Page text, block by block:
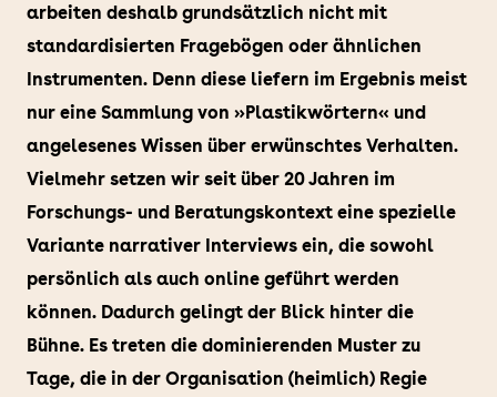
arbeiten deshalb grundsätzlich nicht mit
standardisierten Fragebögen oder ähnlichen
Instrumenten. Denn diese liefern im Ergebnis meist
nur eine Sammlung von »Plastikwörtern« und
angelesenes Wissen über erwünschtes Verhalten.
Vielmehr setzen wir seit über 20 Jahren im
Forschungs- und Beratungskontext eine spezielle
Variante narrativer Interviews ein, die sowohl
persönlich als auch online geführt werden
können. Dadurch gelingt der Blick hinter die
Bühne. Es treten die dominierenden Muster zu
Tage, die in der Organisation (heimlich) Regie